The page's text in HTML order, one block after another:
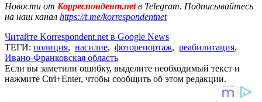
Новости от Корреспондент.netв Telegram. Подписывайтесь
на наш канал https://t.me/korrespondentnet
Читайте Korrespondent.net в Google News
ТЕГИ: полиция, насилие, фоторепортаж, реабилитация,
Ивано-Франковская область
Если вы заметили ошибку, выделите необходимый текст и
нажмите Ctrl+Enter, чтобы сообщить об этом редакции.